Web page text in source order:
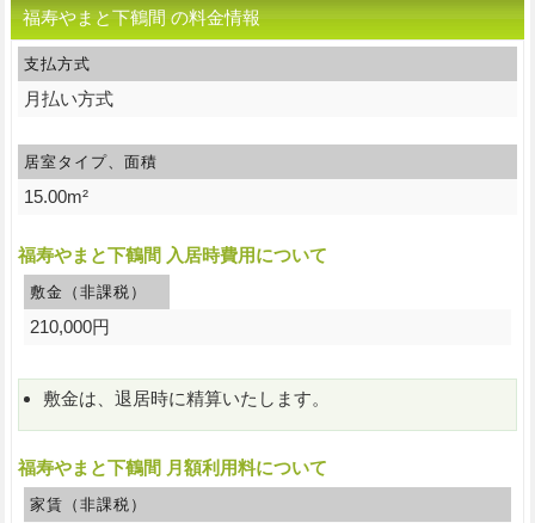
福寿やまと下鶴間 の料金情報
支払方式
月払い方式
居室タイプ、面積
15.00m²
福寿やまと下鶴間 入居時費用について
敷金（非課税）
210,000円
敷金は、退居時に精算いたします。
福寿やまと下鶴間 月額利用料について
家賃（非課税）